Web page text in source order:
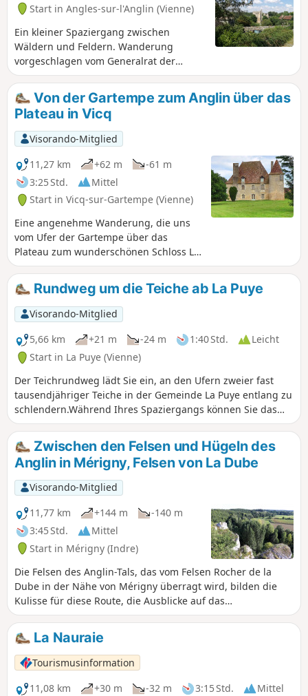
Start in Angles-sur-l'Anglin (Vienne)
Ein kleiner Spaziergang zwischen
Wäldern und Feldern. Wanderung
vorgeschlagen vom Generalrat der
Vienne.
Von der Gartempe zum Anglin über das
Plateau in Vicq
Visorando-Mitglied
11,27 km
+62 m
-61 m
3:25 Std.
Mittel
Start in Vicq-sur-Gartempe (Vienne)
Eine angenehme Wanderung, die uns
vom Ufer der Gartempe über das
Plateau zum wunderschönen Schloss La
Brosse und bis zum Ortsrand von
Angles-sur-l'Anglin führt.
Rundweg um die Teiche ab La Puye
Visorando-Mitglied
5,66 km
+21 m -24 m 1:40 Std.
Leicht
Start in La Puye (Vienne)
Der Teichrundweg lädt Sie ein, an den Ufern zweier fast
tausendjähriger Teiche in der Gemeinde La Puye entlang zu
schlendern.Während Ihres Spaziergangs können Sie das
Wasserrad bewundern und das Fontevrist-Kloster von La
Puye, das heute das Mutterhaus der Kongregation der
Töchter vom Kreuz ist, aus verschiedenen Blickwinkeln
entdecken.
Zwischen den Felsen und Hügeln des
Anglin in Mérigny, Felsen von La Dube
Visorando-Mitglied
11,77 km
+144 m
-140 m
3:45 Std.
Mittel
Start in Mérigny (Indre)
Die Felsen des Anglin-Tals, das vom Felsen Rocher de la
Dube in der Nähe von Mérigny überragt wird, bilden die
Kulisse für diese Route, die Ausblicke auf das
Kalksteinplateau und den Fluss bietet und kleinen, von
Trockenmauern gesäumten Pfaden folgt. In der Nähe von
Rives können Sie auch die Grotte du Rocher Saint-Berthomé
entdecken, ein weiteres Überbleibsel des früheren
Kalksteinabbaus zur Herstellung von Sarkophagen, sowie
die geheimnisvolle Stätte der ehemaligen Mühle von Braud.
La Nauraie
Tourismusinformation
11,08 km
+30 m -32 m 3:15 Std.
Mittel